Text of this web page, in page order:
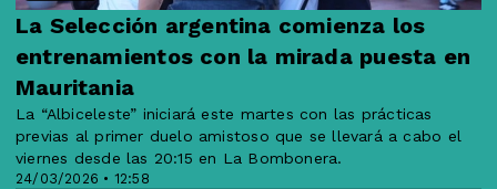
24/03/2026 • 12:58
La Selección argentina comienza los
entrenamientos con la mirada puesta en
Mauritania
La “Albiceleste” iniciará este martes con las prácticas
previas al primer duelo amistoso que se llevará a cabo el
viernes desde las 20:15 en La Bombonera.